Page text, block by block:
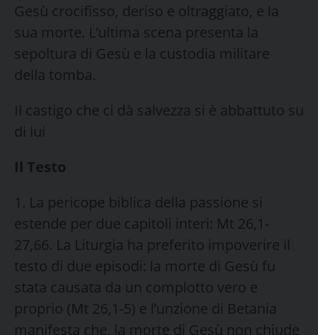
Gesù crocifisso, deriso e oltraggiato, e la
sua morte. L’ultima scena presenta la
sepoltura di Gesù e la custodia militare
della tomba.
Il castigo che ci dà salvezza si è abbattuto su
di lui
Il Testo
1. La pericope biblica della passione si
estende per due capitoli interi: Mt 26,1-
27,66. La Liturgia ha preferito impoverire il
testo di due episodi: la morte di Gesù fu
stata causata da un complotto vero e
proprio (Mt 26,1-5) e l’unzione di Betania
manifesta che, la morte di Gesù non chiude